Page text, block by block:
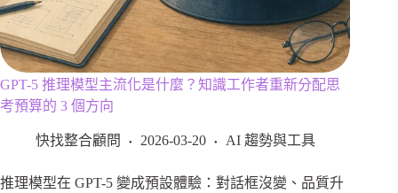
GPT-5 推理模型主流化是什麼？知識工作者重新分配思
考預算的 3 個方向
快找整合顧問 2026-03-20 AI 趨勢與工具
推理模型在 GPT-5 變成預設體驗：對話框沒變、品質升